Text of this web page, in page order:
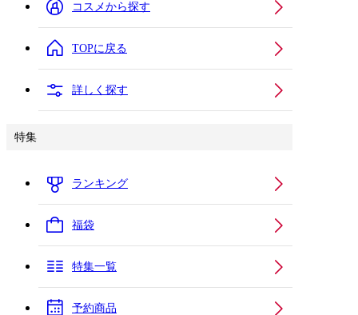
コスメから探す
TOPに戻る
詳しく探す
特集
ランキング
福袋
特集一覧
予約商品